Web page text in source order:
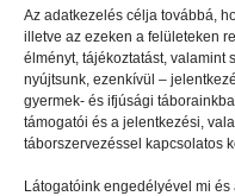
Az adatkezelés célja továbbá,
illetve az ezeken a felületeken
élményt, tájékoztatást, valamint
nyújtsunk, ezenkívül –
gyermek- és ifjúsági
támogatói és a jelentkezési,
táborszervezéssel kapcsolatos
Látogatóink engedélyével mi